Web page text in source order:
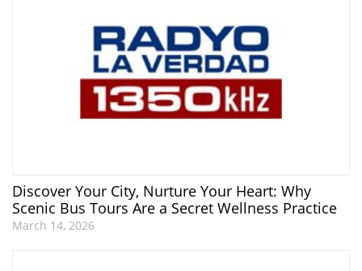
Discover Your City, Nurture Your Heart: Why
Scenic Bus Tours Are a Secret Wellness Practice
March 14, 2026